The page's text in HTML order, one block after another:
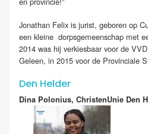
Jonathan Felix is jurist, geboren op
een kleine dorpsgemeenschap met
2014 was hij verkiesbaar voor de
Geleen, in 2015 voor de Provinciale
Den Helder
Dina Polonius, ChristenUnie Den